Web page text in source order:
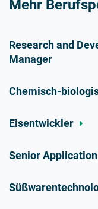
Mehr
Research and
Manager
Chemisch-
Eisentwickler
Senior